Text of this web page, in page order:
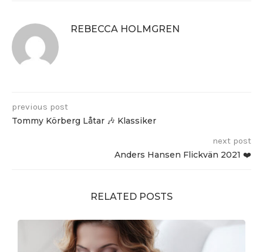
REBECCA HOLMGREN
previous post
Tommy Körberg Låtar 🎶 Klassiker
next post
Anders Hansen Flickvän 2021 ❤️
RELATED POSTS